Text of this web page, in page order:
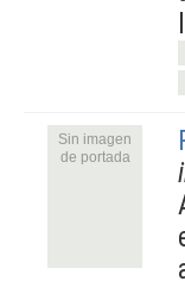
Sin imagen
de portada